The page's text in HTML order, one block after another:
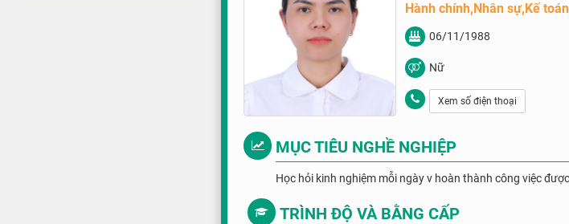
Hành chính,Nhân sự,Kế toán
06/11/1988
Nữ
Xem số điện thoại
MỤC TIÊU NGHỀ NGHIỆP
Học hỏi kinh nghiệm mỗi ngày v hoàn thành công việc
TRÌNH ĐỘ VÀ BẰNG CẤP